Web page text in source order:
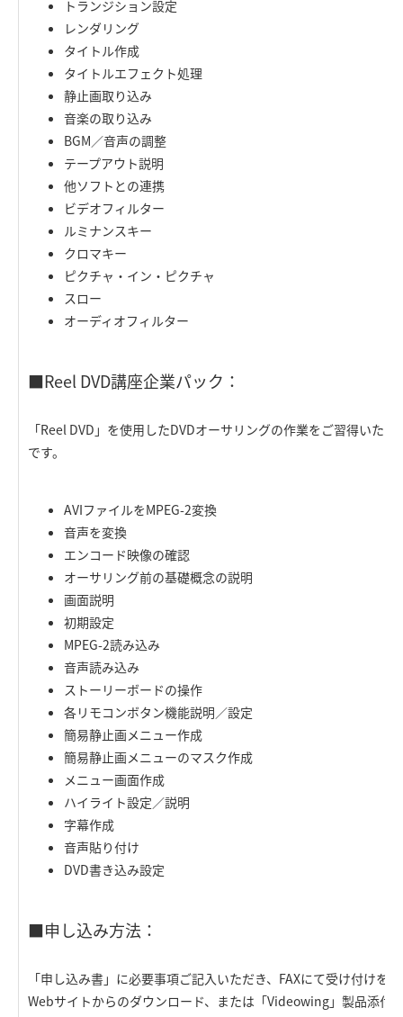
トランジション設定
レンダリング
タイトル作成
タイトルエフェクト処理
静止画取り込み
音楽の取り込み
BGM／音声の調整
テープアウト説明
他ソフトとの連携
ビデオフィルター
ルミナンスキー
クロマキー
ピクチャ・イン・ピクチャ
スロー
オーディオフィルター
■Reel DVD講座企業パック：
「Reel DVD」を使用したDVDオーサリングの作業をご習得いた
です。
AVIファイルをMPEG-2変換
音声を変換
エンコード映像の確認
オーサリング前の基礎概念の説明
画面説明
初期設定
MPEG-2読み込み
音声読み込み
ストーリーボードの操作
各リモコンボタン機能説明／設定
簡易静止画メニュー作成
簡易静止画メニューのマスク作成
メニュー画面作成
ハイライト設定／説明
字幕作成
音声貼り付け
DVD書き込み設定
■申し込み方法：
「申し込み書」に必要事項ご記入いただき、FAXにて受け付けを
Webサイトからのダウンロード、または「Videowing」製品添付